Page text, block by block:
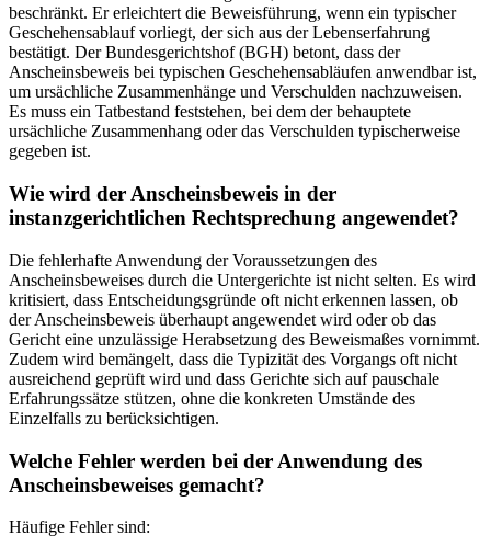
beschränkt. Er erleichtert die Beweisführung, wenn ein typischer
Geschehensablauf vorliegt, der sich aus der Lebenserfahrung
bestätigt. Der Bundesgerichtshof (BGH) betont, dass der
Anscheinsbeweis bei typischen Geschehensabläufen anwendbar ist,
um ursächliche Zusammenhänge und Verschulden nachzuweisen.
Es muss ein Tatbestand feststehen, bei dem der behauptete
ursächliche Zusammenhang oder das Verschulden typischerweise
gegeben ist.
Wie wird der Anscheinsbeweis in der
instanzgerichtlichen Rechtsprechung angewendet?
Die fehlerhafte Anwendung der Voraussetzungen des
Anscheinsbeweises durch die Untergerichte ist nicht selten. Es wird
kritisiert, dass Entscheidungsgründe oft nicht erkennen lassen, ob
der Anscheinsbeweis überhaupt angewendet wird oder ob das
Gericht eine unzulässige Herabsetzung des Beweismaßes vornimmt.
Zudem wird bemängelt, dass die Typizität des Vorgangs oft nicht
ausreichend geprüft wird und dass Gerichte sich auf pauschale
Erfahrungssätze stützen, ohne die konkreten Umstände des
Einzelfalls zu berücksichtigen.
Welche Fehler werden bei der Anwendung des
Anscheinsbeweises gemacht?
Häufige Fehler sind: